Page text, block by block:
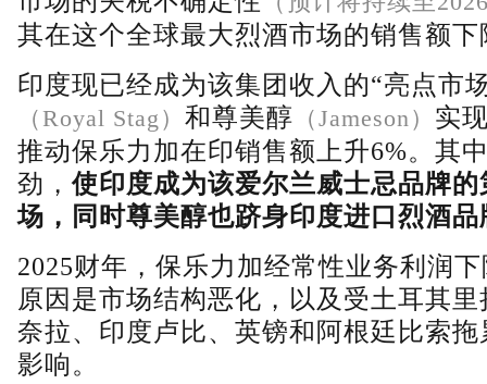
其在这个全球最大烈酒市场的销售额下
印度现已经成为该集团收入的“亮点市
（Royal Stag） 和尊美醇 （Jameson） 实
推动保乐力加在印销售额上升6%。其
劲，使印度成为该爱尔兰威士忌品牌
场，同时尊美醇也跻身印度进口烈酒品
2025财年，保乐力加经常性业务利润
原因是市场结构恶化，以及受土耳其
奈拉、印度卢比、英镑和阿根廷比索
影响。